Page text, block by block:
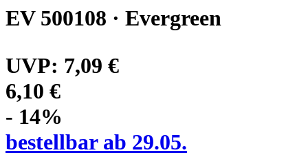
EV 500108 · Evergreen
UVP: 7,09 €
6,10 €
- 14%
bestellbar ab 29.05.